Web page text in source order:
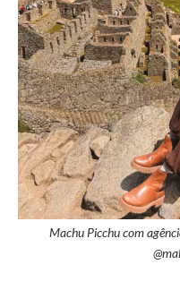
Machu Picchu com